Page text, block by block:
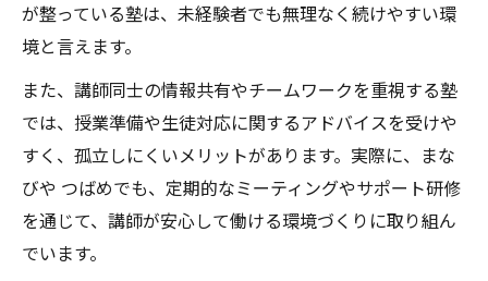
が整っている塾は、未経験者でも無理なく続けやすい環
境と言えます。
また、講師同士の情報共有やチームワークを重視する塾
では、授業準備や生徒対応に関するアドバイスを受けや
すく、孤立しにくいメリットがあります。実際に、まな
びや つばめでも、定期的なミーティングやサポート研修
を通じて、講師が安心して働ける環境づくりに取り組ん
でいます。